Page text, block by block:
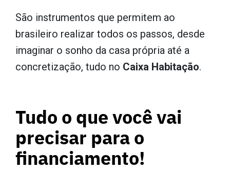
São instrumentos que permitem ao
brasileiro realizar todos os passos, desde
imaginar o sonho da casa própria até a
concretização, tudo no Caixa Habitação.
Tudo o que você vai
precisar para o
financiamento!